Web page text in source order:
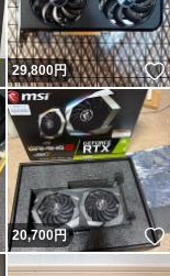
いいね！
29,800円
いいね！
20,700円